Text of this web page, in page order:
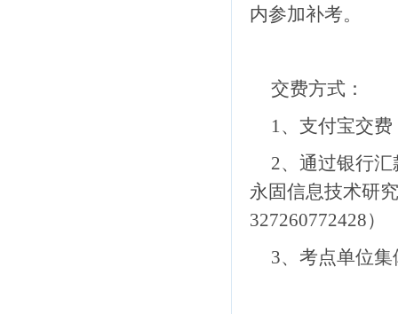
内参加补考。
交费方式：
1、支付宝交费
2、通过银行
永固信息技术研
327260772428）
3、考点单位